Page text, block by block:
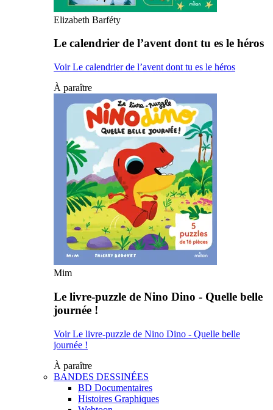
Elizabeth Barféty
Le calendrier de l’avent dont tu es le héros
Voir Le calendrier de l’avent dont tu es le héros
À paraître
Mim
Le livre-puzzle de Nino Dino - Quelle belle
journée !
Voir Le livre-puzzle de Nino Dino - Quelle belle
journée !
À paraître
BANDES DESSINÉES
BD Documentaires
Histoires Graphiques